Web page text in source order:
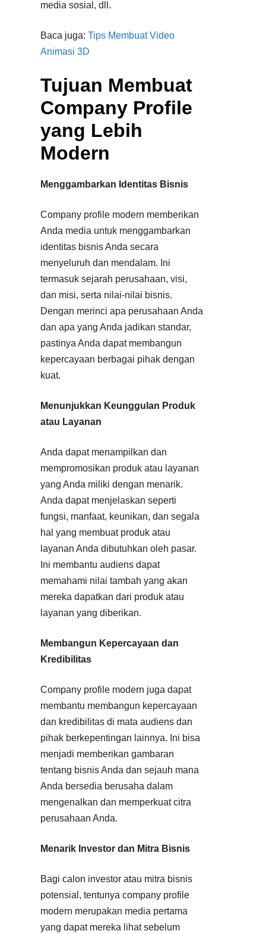
media sosial, dll.
Baca juga: Tips Membuat Video
Animasi 3D
Tujuan Membuat
Company Profile
yang Lebih
Modern
Menggambarkan Identitas Bisnis
Company profile modern memberikan
Anda media untuk menggambarkan
identitas bisnis Anda secara
menyeluruh dan mendalam. Ini
termasuk sejarah perusahaan, visi,
dan misi, serta nilai-nilai bisnis.
Dengan merinci apa perusahaan Anda
dan apa yang Anda jadikan standar,
pastinya Anda dapat membangun
kepercayaan berbagai pihak dengan
kuat.
Menunjukkan Keunggulan Produk
atau Layanan
Anda dapat menampilkan dan
mempromosikan produk atau layanan
yang Anda miliki dengan menarik.
Anda dapat menjelaskan seperti
fungsi, manfaat, keunikan, dan segala
hal yang membuat produk atau
layanan Anda dibutuhkan oleh pasar.
Ini membantu audiens dapat
memahami nilai tambah yang akan
mereka dapatkan dari produk atau
layanan yang diberikan.
Membangun Kepercayaan dan
Kredibilitas
Company profile modern juga dapat
membantu membangun kepercayaan
dan kredibilitas di mata audiens dan
pihak berkepentingan lainnya. Ini bisa
menjadi memberikan gambaran
tentang bisnis Anda dan sejauh mana
Anda bersedia berusaha dalam
mengenalkan dan memperkuat citra
perusahaan Anda.
Menarik Investor dan Mitra Bisnis
Bagi calon investor atau mitra bisnis
potensial, tentunya company profile
modern merupakan media pertama
yang dapat mereka lihat sebelum